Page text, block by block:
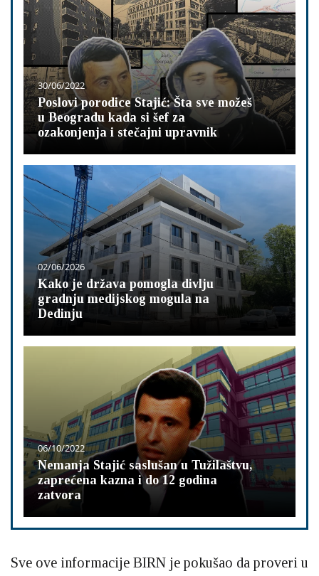
30/06/2022
Poslovi porodice Stajić: Šta sve možeš
u Beogradu kada si šef za
ozakonjenja i stečajni upravnik
02/06/2026
Kako je država pomogla divlju
gradnju medijskog mogula na
Dedinju
06/10/2022
Nemanja Stajić saslušan u Tužilaštvu,
zaprećena kazna i do 12 godina
zatvora
Sve ove informacije BIRN je pokušao da proveri u